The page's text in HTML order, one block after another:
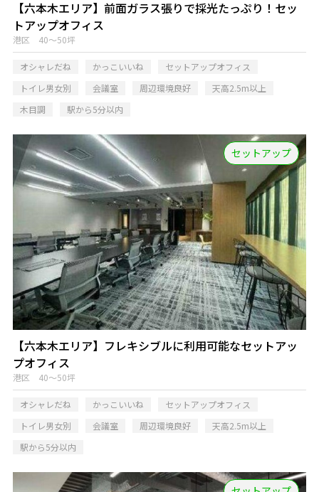
【六本木エリア】前面ガラス張りで採光たっぷり！セッ
トアップオフィス
港区 40～50坪
オシャレだね かっこいいね
セットアップオフィス
トイレ男女別
会議室 周辺環境良好
天高2.5m以上
木目調
駅から5分以内
セットアップ
【六本木エリア】フレキシブルに利用可能なセットアッ
プオフィス
港区 40～50坪
オシャレだね かっこいいね
セットアップオフィス
トイレ男女別
会議室 周辺環境良好
天高2.5m以上
駅から5分以内